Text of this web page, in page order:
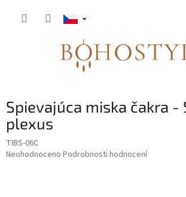
Spievajúca miska čakra -
plexus
TIBS-06C
Průměrné
Neohodnoceno Podrobnosti hodnocení